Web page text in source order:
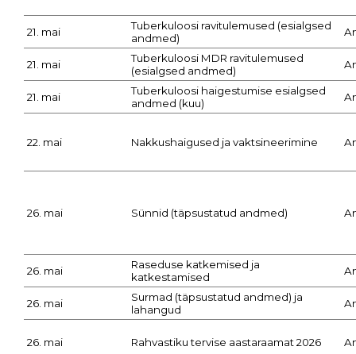
21. mai
Tuberkuloosi ravitulemused (esialgsed
andmed)
21. mai
Tuberkuloosi MDR ravitulemused
(esialgsed andmed)
21. mai
Tuberkuloosi haigestumise esialgsed
andmed (kuu)
22. mai Nakkushaigused ja vaktsineerimine
26. mai Sünnid (täpsustatud andmed)
26. mai
Raseduse katkemised ja
katkestamised
26. mai
Surmad (täpsustatud andmed) ja
lahangud
26. mai Rahvastiku tervise aastaraamat 2026